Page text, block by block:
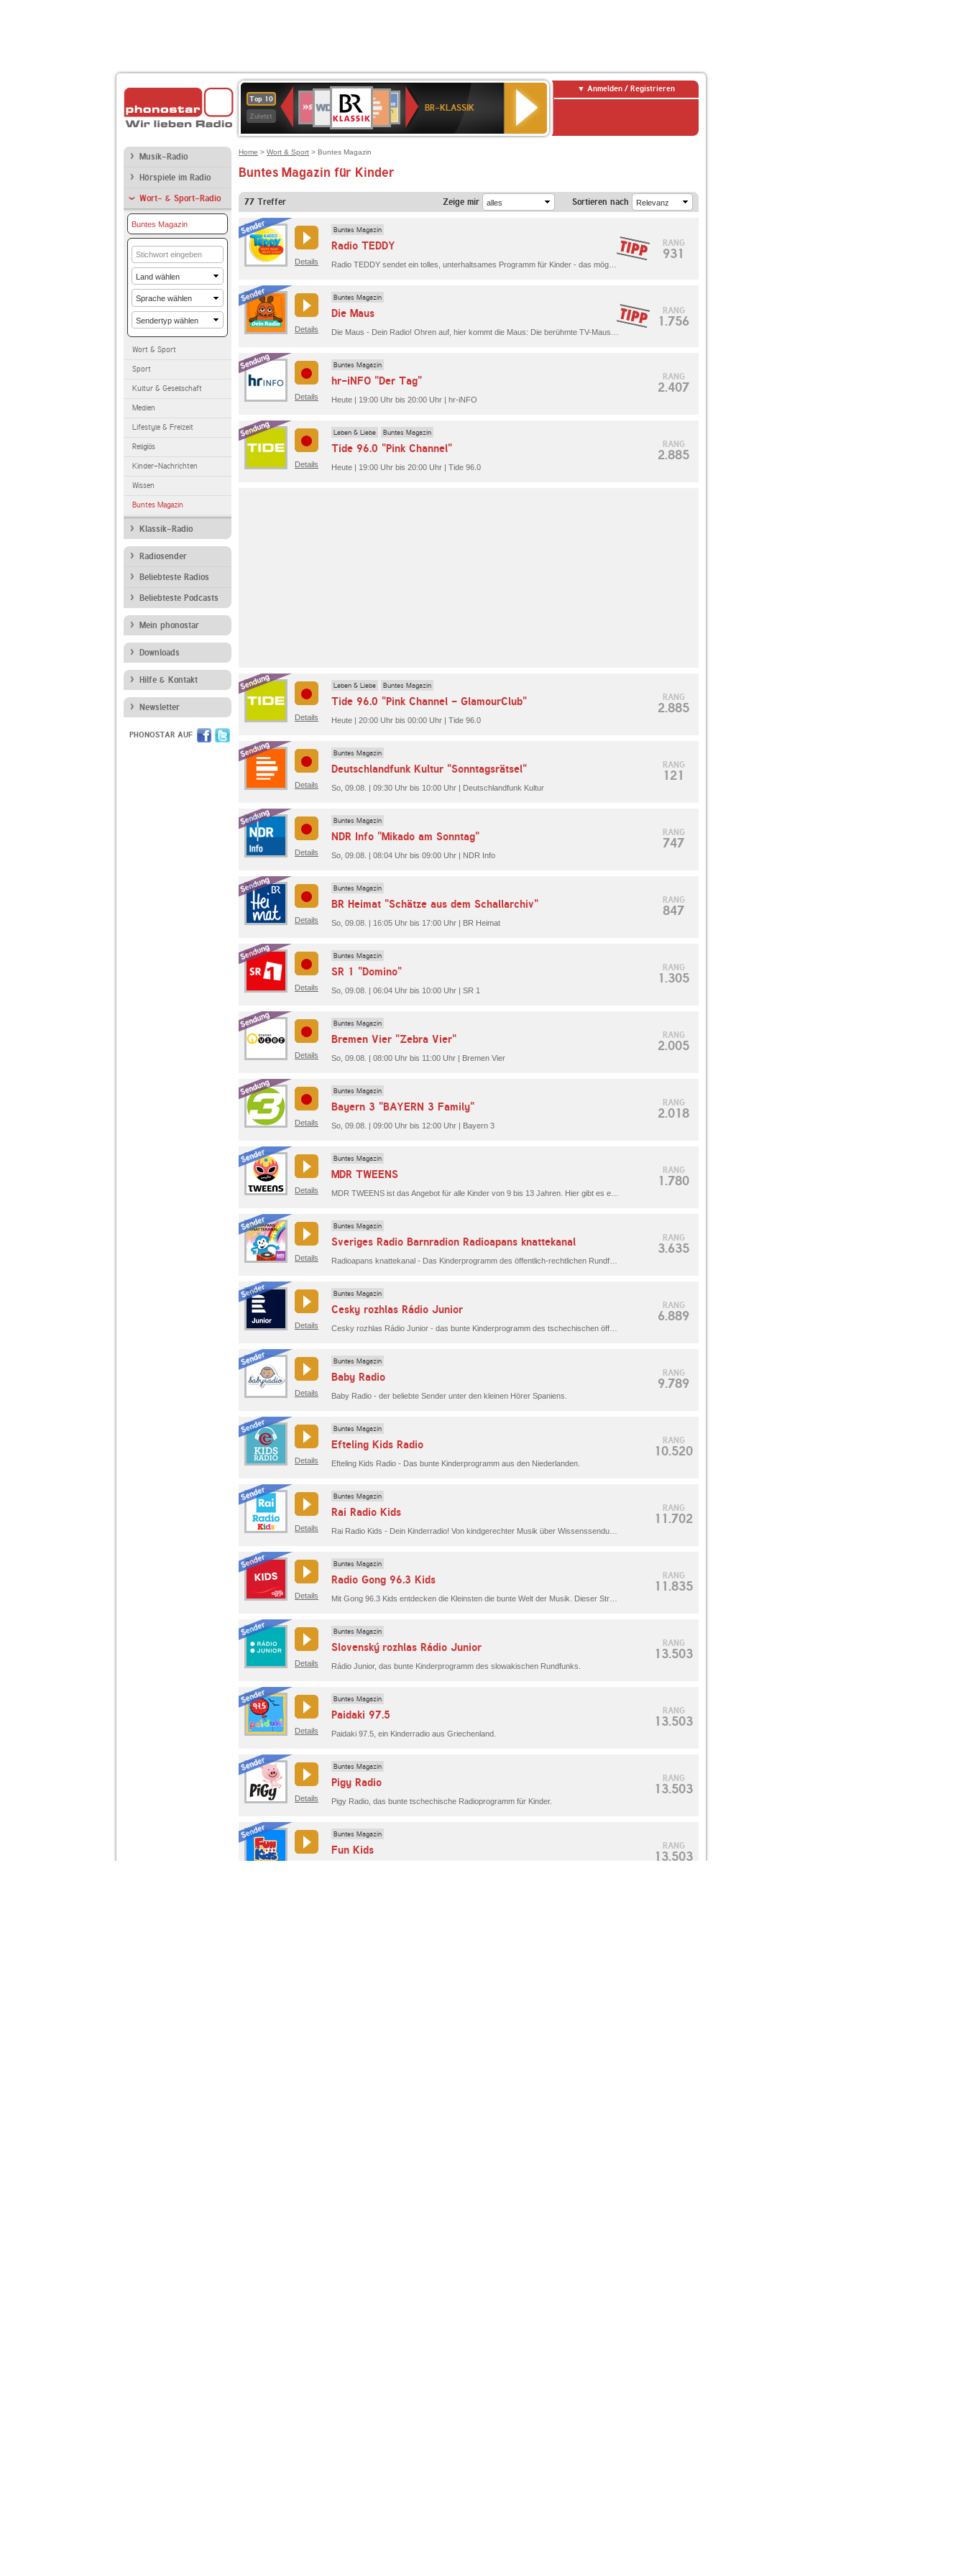
Top 10
Zuletzt
Deutschlandfunk
80er
90er
OLDIE
ANTENNE
4
BR-
KLASSIK
Deutschlandfunk
Kultur
ANTENNE
BAYERN
SWR
Kultur
NDR
2
BR-KLASSIK
Anmelden / Registrieren
Musik-Radio
Hörspiele im Radio
Wort- & Sport-Radio
Buntes Magazin
Wort & Sport
Sport
Kultur & Gesellschaft
Medien
Lifestyle & Freizeit
Religiös
Kinder-Nachrichten
Wissen
Buntes Magazin
Klassik-Radio
Radiosender
Beliebteste Radios
Beliebteste Podcasts
Mein phonostar
Downloads
Hilfe & Kontakt
Newsletter
PHONOSTAR AUF
Home > Wort & Sport > Buntes Magazin
Buntes Magazin für Kinder
77 Treffer Zeige mir Sortieren nach
Details
Buntes Magazin
Radio TEDDY RANG
931
Details
Buntes Magazin
Die Maus RANG
1.756
Details
Buntes Magazin
hr-iNFO "Der Tag"
Heute | 19:00 Uhr bis 20:00 Uhr | hr-iNFO
RANG
2.407
Details
Leben & Liebe Buntes Magazin
Tide 96.0 "Pink Channel"
Heute | 19:00 Uhr bis 20:00 Uhr | Tide 96.0
RANG
2.885
Details
Leben & Liebe Buntes Magazin
Tide 96.0 "Pink Channel - GlamourClub"
Heute | 20:00 Uhr bis 00:00 Uhr | Tide 96.0
RANG
2.885
Details
Buntes Magazin
Deutschlandfunk Kultur "Sonntagsrätsel"
So, 09.08. | 09:30 Uhr bis 10:00 Uhr | Deutschlandfunk Kultur
RANG
121
Details
Buntes Magazin
NDR Info "Mikado am Sonntag"
So, 09.08. | 08:04 Uhr bis 09:00 Uhr | NDR Info
RANG
747
Details
Buntes Magazin
BR Heimat "Schätze aus dem Schallarchiv"
So, 09.08. | 16:05 Uhr bis 17:00 Uhr | BR Heimat
RANG
847
Details
Buntes Magazin
SR 1 "Domino"
So, 09.08. | 06:04 Uhr bis 10:00 Uhr | SR 1
RANG
1.305
Details
Buntes Magazin
Bremen Vier "Zebra Vier"
So, 09.08. | 08:00 Uhr bis 11:00 Uhr | Bremen Vier
RANG
2.005
Details
Buntes Magazin
Bayern 3 "BAYERN 3 Family"
So, 09.08. | 09:00 Uhr bis 12:00 Uhr | Bayern 3
RANG
2.018
Details
Buntes Magazin
MDR TWEENS RANG
1.780
Details
Buntes Magazin
Sveriges Radio Barnradion Radioapans knattekanal RANG
3.635
Details
Buntes Magazin
Cesky rozhlas Rádio Junior RANG
6.889
Details
Buntes Magazin
Baby Radio
Baby Radio - der beliebte Sender unter den kleinen Hörer Spaniens.
RANG
9.789
Details
Buntes Magazin
Efteling Kids Radio
Efteling Kids Radio - Das bunte Kinderprogramm aus den Niederlanden.
RANG
10.520
Details
Buntes Magazin
Rai Radio Kids RANG
11.702
Details
Buntes Magazin
Radio Gong 96.3 Kids RANG
11.835
Details
Buntes Magazin
Slovenský rozhlas Rádio Junior
Rádio Junior, das bunte Kinderprogramm des slowakischen Rundfunks.
RANG
13.503
Details
Buntes Magazin
Paidaki 97.5
Paidaki 97.5, ein Kinderradio aus Griechenland.
RANG
13.503
Details
Buntes Magazin
Pigy Radio
Pigy Radio, das bunte tschechische Radioprogramm für Kinder.
RANG
13.503
Buntes Magazin
Fun Kids RANG
13.503